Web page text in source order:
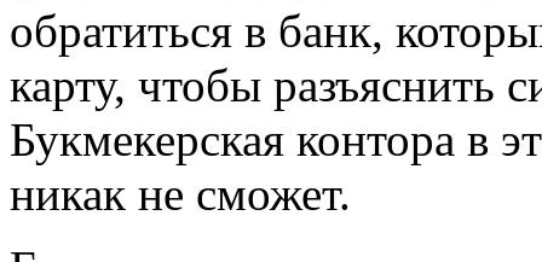
обратиться в банк,
карту, чтобы разъяснить
Букмекерская контора в
никак не сможет.